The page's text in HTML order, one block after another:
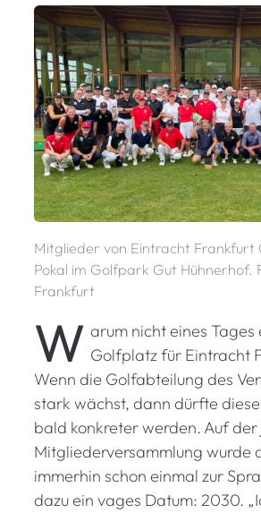
Mitglieder von Eintracht Frankfurt
Pokal im Golfpark Gut Hühnerhof.
Frankfurt
W arum nicht eines Tages
Golfplatz für Eintracht
Wenn die Golfabteilung des
stark wächst, dann dürfte
bald konkreter werden. Auf der
Mitgliederversammlung wurde
immerhin schon einmal zur
dazu ein vages Datum: 2030.